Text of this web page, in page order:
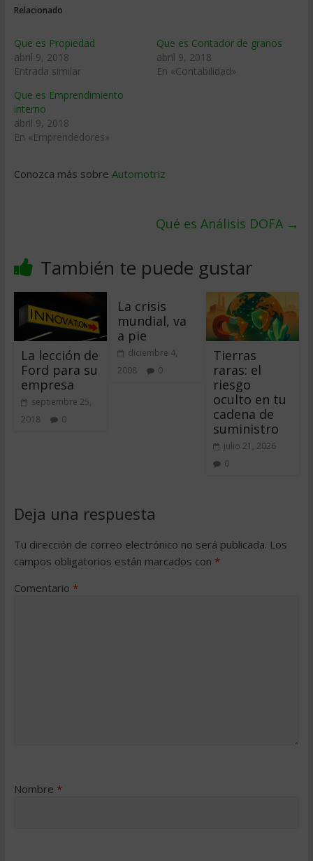
Relacionado
Que es Propiedad
abril 9, 2018
Entrada similar
Que es Contador de granos
abril 9, 2018
En «Contabilidad»
Que es Emprendimiento
interno
abril 9, 2018
En «Emprendedores»
Conozca más sobre Automotriz
Qué es Análisis DOFA →
También te puede gustar
La lección de
Ford para su
empresa
septiembre 25,
2018
0
La crisis
mundial, va
a pie
diciembre 4,
2008
0
Tierras
raras: el
riesgo
oculto en tu
cadena de
suministro
julio 21, 2026
0
Deja una respuesta
Tu dirección de correo electrónico no será publicada. Los
campos obligatorios están marcados con *
Comentario *
Nombre *